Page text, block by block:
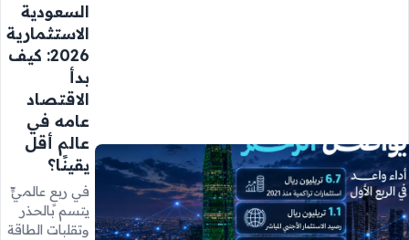
السعودية
الاستثمارية
2026: كيف
بدأ
الاقتصاد
عامه في
عالم أقل
يقينًا؟
في ربعٍ عالميٍّ
يتسم بالحذر
وتقلبات الطاقة